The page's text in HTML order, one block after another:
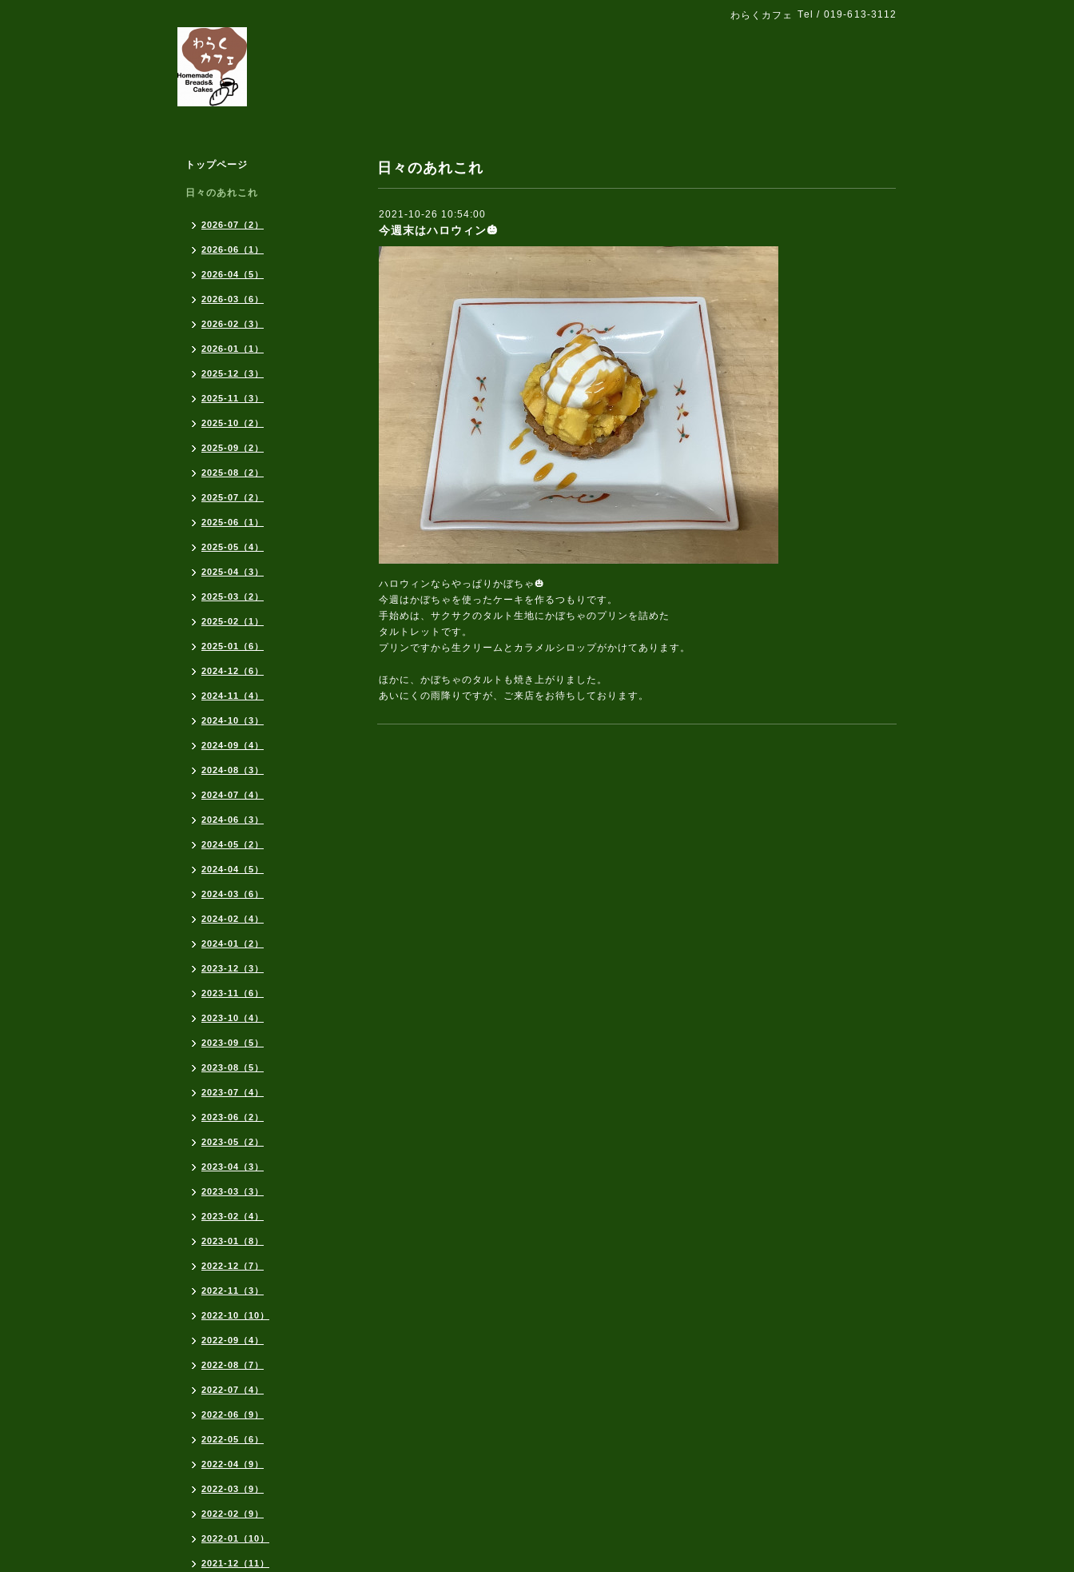
わらくカフェ Tel / 019-613-3112
日々のあれこれ
2021-10-26 10:54:00
今週末はハロウィン🎃
ハロウィンならやっぱりかぼちゃ🎃
今週はかぼちゃを使ったケーキを作るつもりです。
手始めは、サクサクのタルト生地にかぼちゃのプリンを詰めた
タルトレットです。
プリンですから生クリームとカラメルシロップがかけてあります。
ほかに、かぼちゃのタルトも焼き上がりました。
あいにくの雨降りですが、ご来店をお待ちしております。
トップページ
日々のあれこれ
2026-07（2）
2026-06（1）
2026-04（5）
2026-03（6）
2026-02（3）
2026-01（1）
2025-12（3）
2025-11（3）
2025-10（2）
2025-09（2）
2025-08（2）
2025-07（2）
2025-06（1）
2025-05（4）
2025-04（3）
2025-03（2）
2025-02（1）
2025-01（6）
2024-12（6）
2024-11（4）
2024-10（3）
2024-09（4）
2024-08（3）
2024-07（4）
2024-06（3）
2024-05（2）
2024-04（5）
2024-03（6）
2024-02（4）
2024-01（2）
2023-12（3）
2023-11（6）
2023-10（4）
2023-09（5）
2023-08（5）
2023-07（4）
2023-06（2）
2023-05（2）
2023-04（3）
2023-03（3）
2023-02（4）
2023-01（8）
2022-12（7）
2022-11（3）
2022-10（10）
2022-09（4）
2022-08（7）
2022-07（4）
2022-06（9）
2022-05（6）
2022-04（9）
2022-03（9）
2022-02（9）
2022-01（10）
2021-12（11）